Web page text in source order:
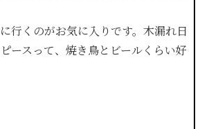
行くのがお気に入りです。木漏れ日
ースって、焼き鳥とビールくらい好